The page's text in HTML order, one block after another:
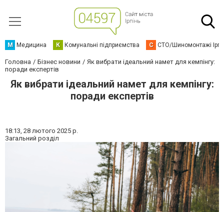
М Медицина К Комунальні підприємства С СТО/Шиномонтажі
Головна Бізнес новини
Як вибрати ідеальний намет для кемпінгу:
поради експертів
Як вибрати ідеальний намет для кемпінгу:
поради експертів
18:13, 28 лютого 2025 р.
Загальний розділ